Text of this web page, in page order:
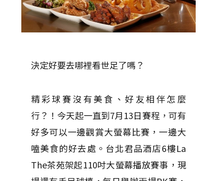
決定好要去哪裡看世足了嗎？
精彩球賽沒有美食、好友相伴怎麼
行？！今天起一直到7月13日賽程，可有
好多可以一邊觀賞大螢幕比賽，一邊大
嗑美食的好去處。台北君品酒店6樓La
The茶苑架起110吋大螢幕播放賽事，現